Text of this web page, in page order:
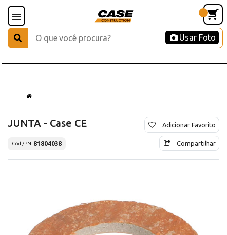
Usar Foto
JUNTA - Case CE
Cód./PN 81804038
Adicionar Favorito
Compartilhar